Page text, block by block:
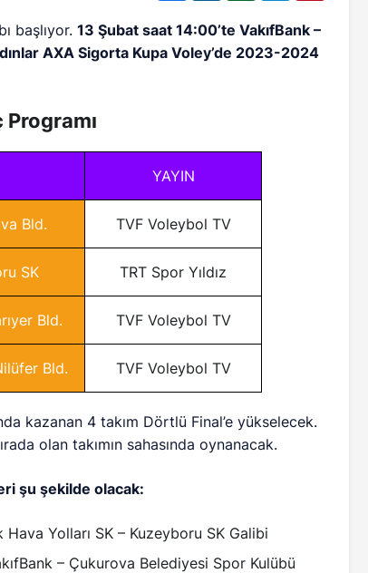
başlıyor.13 Şubat saat 14:00’te VakıfBank –
AXA Sigorta Kupa Voley’de 2023-2024
YAYIN
Bld. TVF Voleybol TV
SK TRT Spor Yıldız
Bld. TVF Voleybol TV
Bld. TVF Voleybol TV
kazanan 4 takım Dörtlü Final’e yükselecek.
olan takımın sahasında oynanacak.
şu şekilde olacak:
Yolları SK – Kuzeyboru SK Galibi
– Çukurova Belediyesi Spor Kulübü